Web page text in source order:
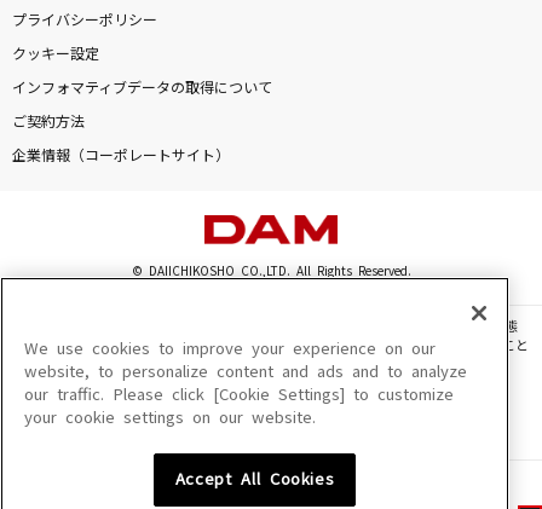
プライバシーポリシー
クッキー設定
インフォマティブデータの取得について
ご契約方法
企業情報（コーポレートサイト）
© DAIICHIKOSHO CO.,LTD. All Rights Reserved.
このサイトに掲載されている一切の文章・画像・写真・動画・音声等を、手段や形態
を問わず、著作権法の定める範囲を超えて無断で複製、転載、ファイル化などすること
を禁じます。
楽曲及びコンテンツは、機種によりご利用いただけない場合があります。
楽曲及びコンテンツの配信日、配信内容が変更になる場合があります。
We use cookies to improve your experience on our
website, to personalize content and ads and to analyze
our traffic. Please click [Cookie Settings] to customize
your cookie settings on our website.
Accept All Cookies